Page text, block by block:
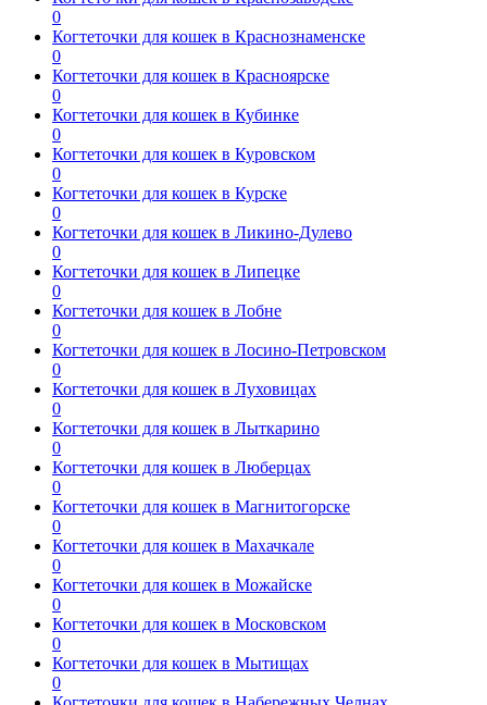
0
Когтеточки для кошек в Краснознаменске
0
Когтеточки для кошек в Красноярске
0
Когтеточки для кошек в Кубинке
0
Когтеточки для кошек в Куровском
0
Когтеточки для кошек в Курске
0
Когтеточки для кошек в Ликино-Дулево
0
Когтеточки для кошек в Липецке
0
Когтеточки для кошек в Лобне
0
Когтеточки для кошек в Лосино-Петровском
0
Когтеточки для кошек в Луховицах
0
Когтеточки для кошек в Лыткарино
0
Когтеточки для кошек в Люберцах
0
Когтеточки для кошек в Магнитогорске
0
Когтеточки для кошек в Махачкале
0
Когтеточки для кошек в Можайске
0
Когтеточки для кошек в Московском
0
Когтеточки для кошек в Мытищах
0